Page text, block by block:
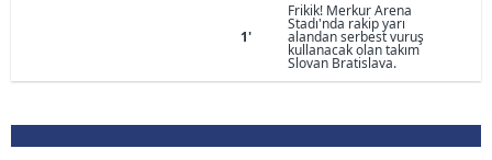
1'
Frikik! Merkur Arena
Stadı'nda rakip yarı
alandan serbest vuruş
kullanacak olan takım
Slovan Bratislava.